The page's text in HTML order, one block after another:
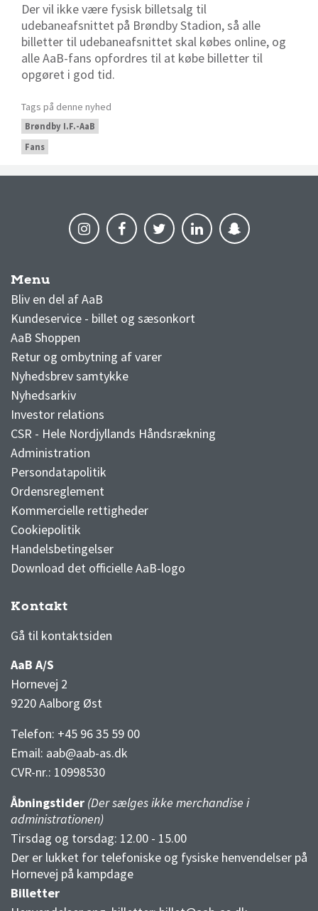
Der vil ikke være fysisk billetsalg til
udebaneafsnittet på Brøndby Stadion, så alle
billetter til udebaneafsnittet skal købes online, og
alle AaB-fans opfordres til at købe billetter til
opgøret i god tid.
Tags på denne nyhed
Brøndby I.F.-AaB
Fans
Menu
Bliv en del af AaB
Kundeservice - billet og sæsonkort
AaB Shoppen
Retur og ombytning af varer
Nyhedsbrev samtykke
Nyhedsarkiv
Investor relations
CSR - Hele Nordjyllands Håndsrækning
Administration
Persondatapolitik
Ordensreglement
Kommercielle rettigheder
Cookiepolitik
Handelsbetingelser
Download det officielle AaB-logo
Kontakt
Gå til kontaktsiden
AaB A/S
Hornevej 2
9220 Aalborg Øst
Telefon: +45 96 35 59 00
Email: aab@aab-as.dk
CVR-nr.: 10998530
Åbningstider (Der sælges ikke merchandise i
administrationen)
Tirsdag og torsdag: 12.00 - 15.00
Der er lukket for telefoniske og fysiske henvendelser på
Hornevej på kampdage
Billetter